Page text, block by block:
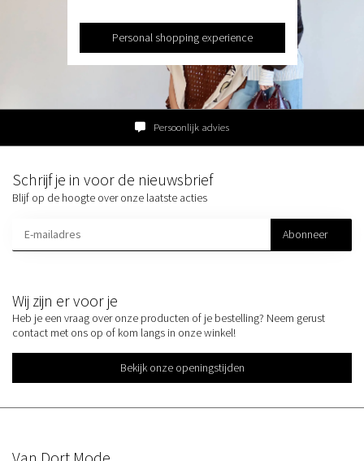
Personal shopping experience
Persoonlijk advies
Wij zijn er voor je
Heb je een vraag over onze producten of je bestelling? Neem gerust
contact met ons op of kom langs in onze winkel!
Bekijk onze openingstijden
Schrijf je in voor de nieuwsbrief
Blijf op de hoogte over onze laatste acties
Abonneer